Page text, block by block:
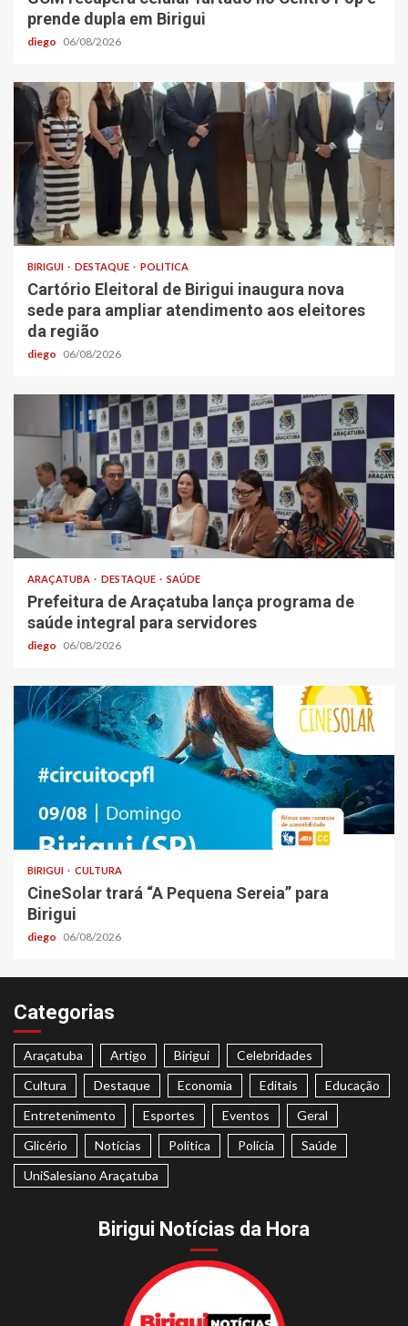
prende dupla em Birigui
diego 06/08/2026
BIRIGUI DESTAQUE POLITICA
Cartório Eleitoral de Birigui inaugura nova
sede para ampliar atendimento aos eleitores
da região
diego 06/08/2026
ARAÇATUBA DESTAQUE SAÚDE
Prefeitura de Araçatuba lança programa de
saúde integral para servidores
diego 06/08/2026
BIRIGUI CULTURA
CineSolar trará “A Pequena Sereia” para
Birigui
diego 06/08/2026
Categorias
Araçatuba Artigo Birigui
Celebridades
Cultura
Destaque Economia Editais
Educação
Entretenimento
Esportes Eventos
Geral
Glicério
Notícias Politica Polícia
Saúde
UniSalesiano Araçatuba
Birigui Notícias da Hora